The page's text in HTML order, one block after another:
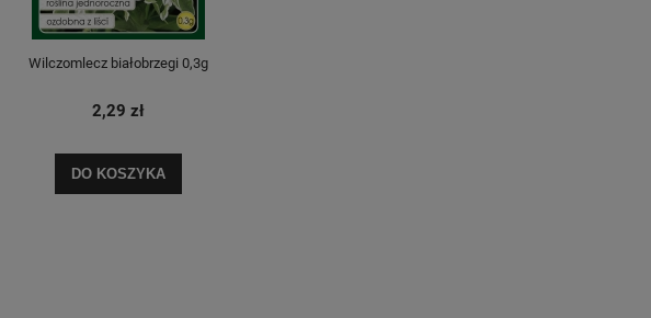
Wilczomlecz białobrzegi 0,3g
2,29 zł
DO KOSZYKA